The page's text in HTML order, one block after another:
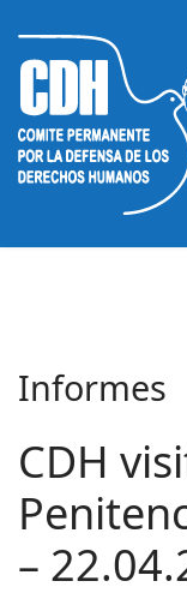
Informes
CDH
–